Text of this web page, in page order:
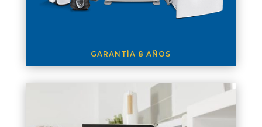
GARANTÌA 8 AÑOS